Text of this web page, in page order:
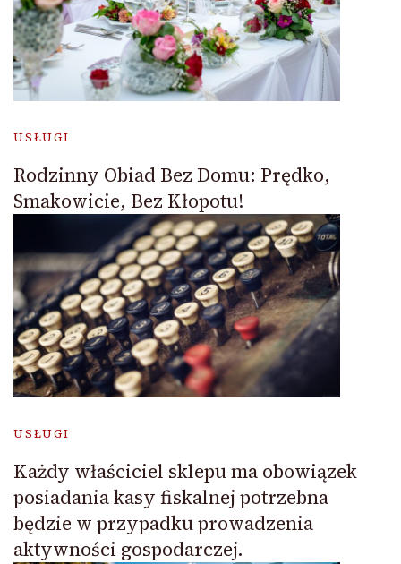
USŁUGI
Rodzinny Obiad Bez Domu: Prędko,
Smakowicie, Bez Kłopotu!
USŁUGI
Każdy właściciel sklepu ma obowiązek
posiadania kasy fiskalnej potrzebna
będzie w przypadku prowadzenia
aktywności gospodarczej.